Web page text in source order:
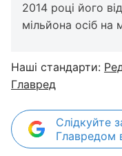
2014 році його
мільйона осіб на
Наші стандарти:
Главред
Слідкуйте
Главредом